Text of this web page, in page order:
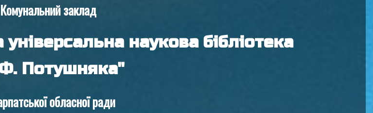
Комунальний заклад
наукова бібліотека
Потушняка"
обласної ради